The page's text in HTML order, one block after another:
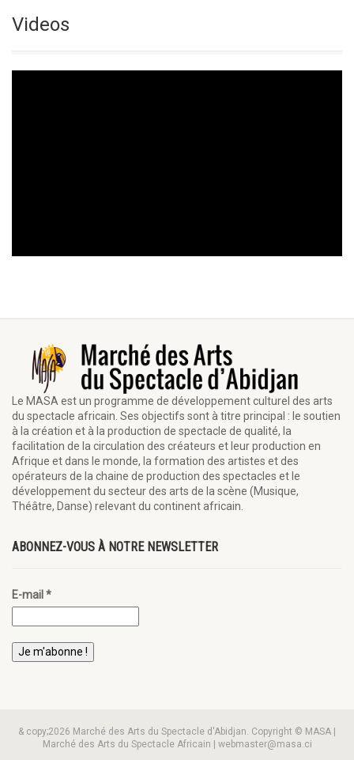
Videos
Le MASA est un programme de développement culturel des arts
du spectacle africain. Ses objectifs sont à titre principal : le soutien
à la création et à la production de spectacle de qualité, la
facilitation de la circulation des créateurs et leur production en
Afrique et dans le monde, la formation des artistes et des
opérateurs de la chaine de production des spectacles et le
développement du secteur des arts de la scène (Musique,
Théâtre, Danse) relevant du continent africain.
ABONNEZ-VOUS À NOTRE NEWSLETTER
E-mail *
& copy;2026 Marché des Arts du Spectacle d'Abidjan. Copyright © MASA |
Marché des Arts du Spectacle Africain | webmaster@masa.ci